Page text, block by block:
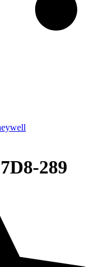
289